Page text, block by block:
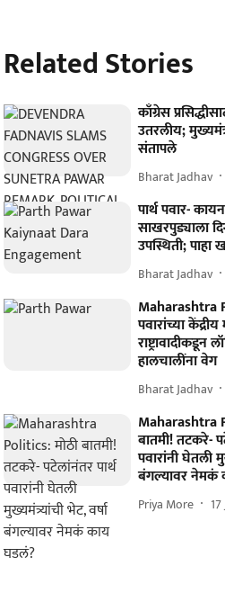
Related Stories
काँग्रेस
उतरलीय;
संतापले
Bharat Jadhav
पार्थ पवार-
साखरपुड्याला
उपस्थिती;
Bharat Jadhav
Maharashtra
पवारांच्या केंद्रीय
हालचालींना वेग
Bharat Jadhav
Maharashtra
बातमी! तटकरे-
पवारांनी घेतली
बंगल्यावर नेमकं
Priya More